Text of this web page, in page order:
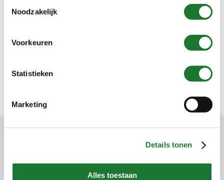
Noodzakelijk
Voorkeuren
Statistieken
Marketing
Details tonen
Alles toestaan
Categorie
Zoeken
Sellon B.V.